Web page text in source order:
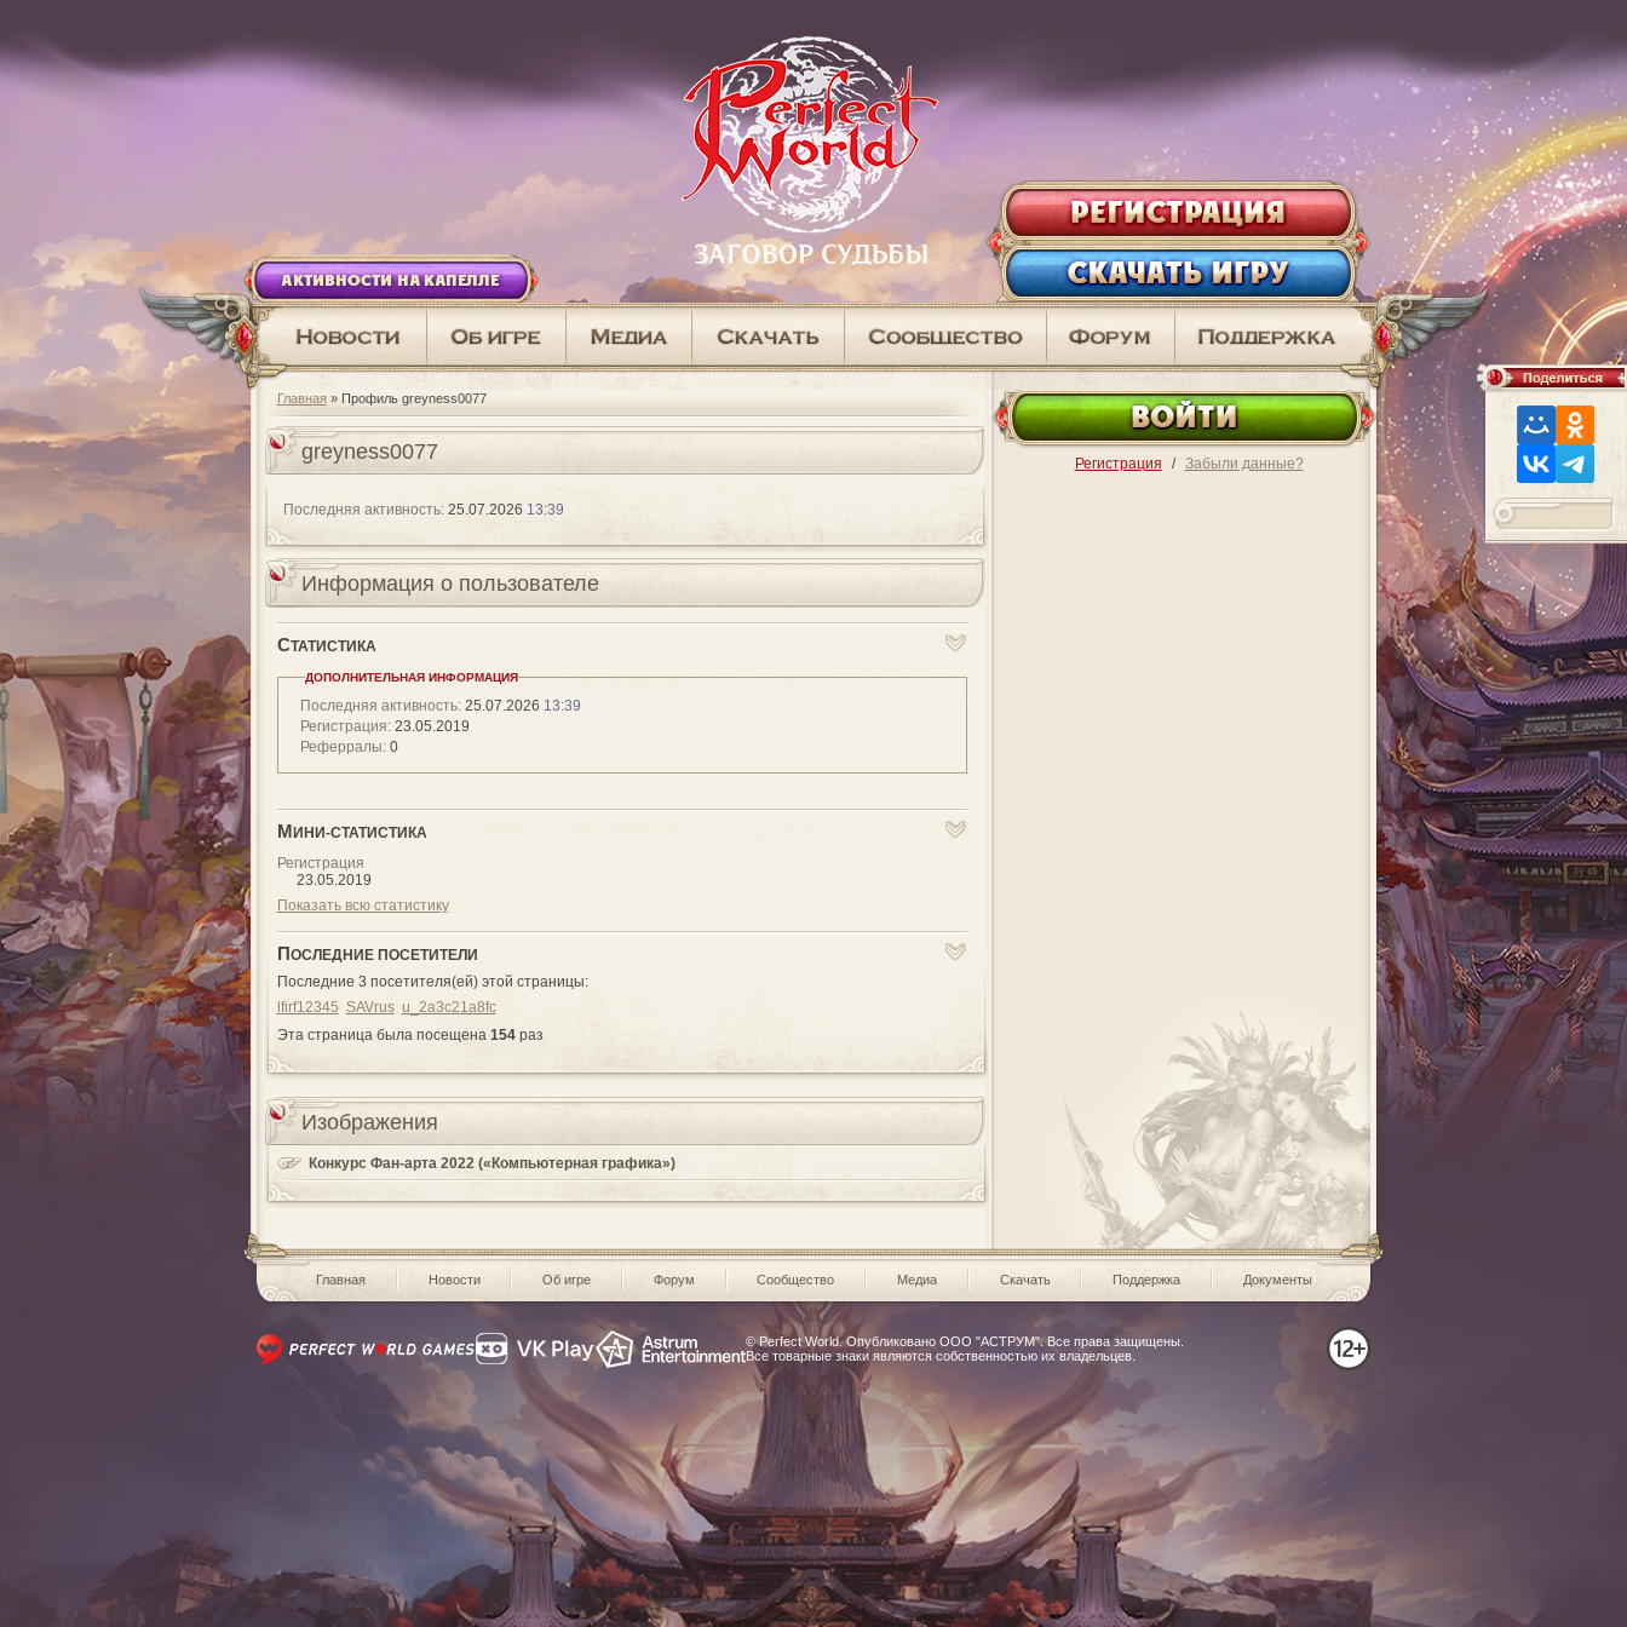
АКТИВНОСТИ НА КАПЕЛЛЕ
Главная» Профиль greyness0077
greyness0077
Последняя активность:25.07.2026 13:39
Информация о пользователе
СТАТИСТИКА
ДОПОЛНИТЕЛЬНАЯ ИНФОРМАЦИЯ
Последняя активность:25.07.2026 13:39
Регистрация:23.05.2019
Реферралы:0
М ИНИ-СТАТИСТИКА
Регистрация
23.05.2019
Показать всю статистику
ПОСЛЕДНИЕ ПОСЕТИТЕЛИ
Последние 3 посетителя(ей) этой страницы:
lfirf12345 SAVrus u_2a3c21a8fc
Эта страница была посещена 154раз
Изображения
Конкурс Фан-арта 2022 («Компьютерная графика»)
Регистрация / Забыли данные?
Главная Новости Об игре Форум Сообщество Медиа Скачать Поддержка Документы
© Perfect World. Опубликовано ООО "АСТРУМ". Все права защищены.
Все товарные знаки являются собственностью их владельцев.